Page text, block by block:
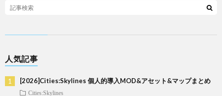
人気記事
[2026]Cities:Skylines 個人的導入MOD&アセット&マップまとめ
Cities:Skylines